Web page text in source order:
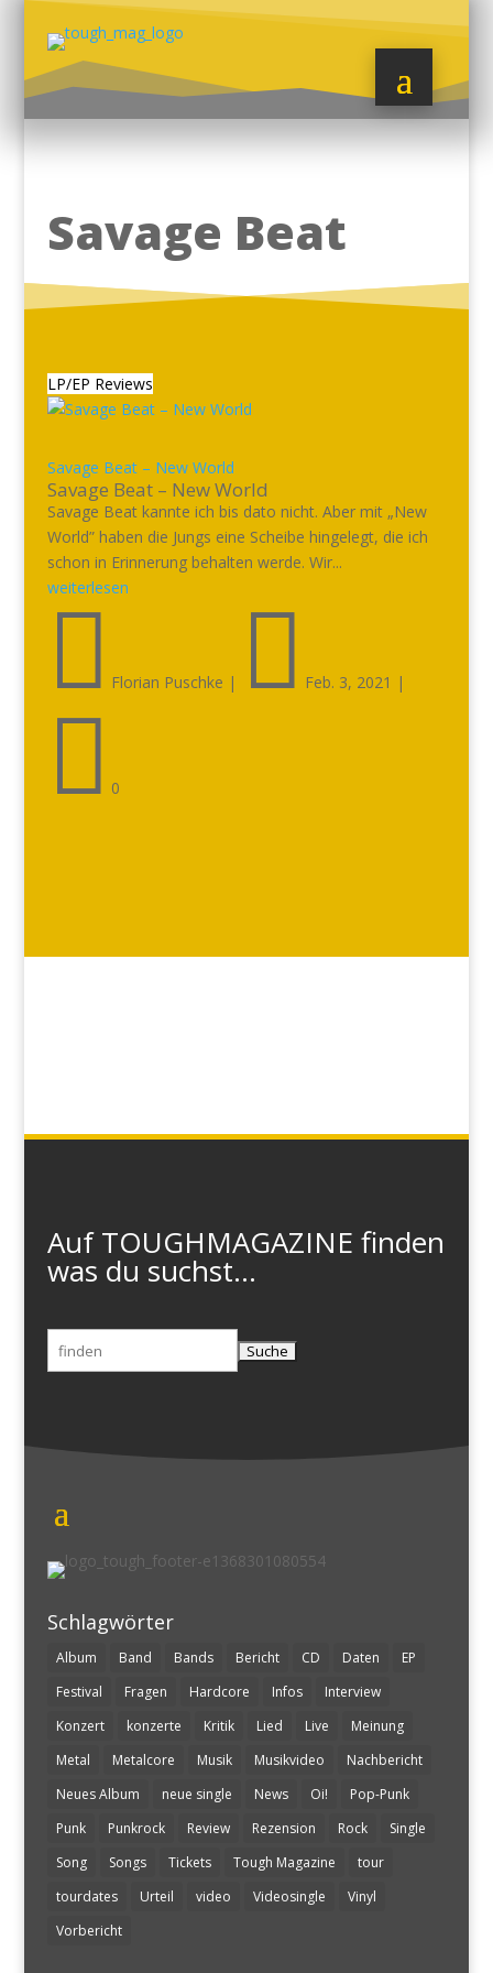
Savage Beat
LP/EP Reviews
Savage Beat – New World
Savage Beat – New World
Savage Beat kannte ich bis dato nicht. Aber mit „New
World” haben die Jungs eine Scheibe hingelegt, die ich
schon in Erinnerung behalten werde. Wir...
weiterlesen
 Florian Puschke |  Feb. 3, 2021 |
 0
Auf TOUGHMAGAZINE finden
was du suchst...
Suchen
nach:
Schlagwörter
Album Band Bands Bericht CD Daten
EP
Festival
Fragen Hardcore Infos
Interview
Konzert
konzerte Kritik Lied Live
Meinung
Metal
Metalcore Musik Musikvideo
Nachbericht
Neues Album
neue single News Oi!
Pop-Punk
Punk
Punkrock Review Rezension Rock
Single
Song
Songs Tickets Tough Magazine
tour
tourdates
Urteil video Videosingle
Vinyl
Vorbericht